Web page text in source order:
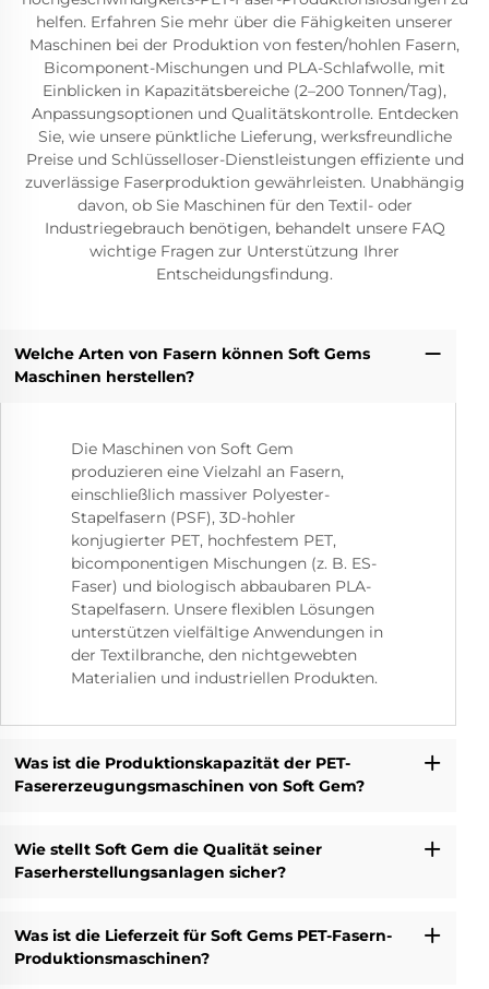
helfen. Erfahren Sie mehr über die Fähigkeiten unserer
Maschinen bei der Produktion von festen/hohlen Fasern,
Bicomponent-Mischungen und PLA-Schlafwolle, mit
Einblicken in Kapazitätsbereiche (2–200 Tonnen/Tag),
Anpassungsoptionen und Qualitätskontrolle. Entdecken
Sie, wie unsere pünktliche Lieferung, werksfreundliche
Preise und Schlüsselloser-Dienstleistungen effiziente und
zuverlässige Faserproduktion gewährleisten. Unabhängig
davon, ob Sie Maschinen für den Textil- oder
Industriegebrauch benötigen, behandelt unsere FAQ
wichtige Fragen zur Unterstützung Ihrer
Entscheidungsfindung.
Welche Arten von Fasern können Soft Gems
Maschinen herstellen?
Die Maschinen von Soft Gem
produzieren eine Vielzahl an Fasern,
einschließlich massiver Polyester-
Stapelfasern (PSF), 3D-hohler
konjugierter PET, hochfestem PET,
bicomponentigen Mischungen (z. B. ES-
Faser) und biologisch abbaubaren PLA-
Stapelfasern. Unsere flexiblen Lösungen
unterstützen vielfältige Anwendungen in
der Textilbranche, den nichtgewebten
Materialien und industriellen Produkten.
Was ist die Produktionskapazität der PET-
Fasererzeugungsmaschinen von Soft Gem?
Wie stellt Soft Gem die Qualität seiner
Faserherstellungsanlagen sicher?
Was ist die Lieferzeit für Soft Gems PET-Fasern-
Produktionsmaschinen?